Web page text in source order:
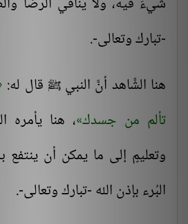
-تبارك وتعالى-.
هنا الشَّاهد أنَّ النبيﷺ قال له:
تألم من جسدك ، هنا يأمره
وتعليمٍ إلى ما يمكن أن
البُرء بإذن الله -تبارك وتعالى-.